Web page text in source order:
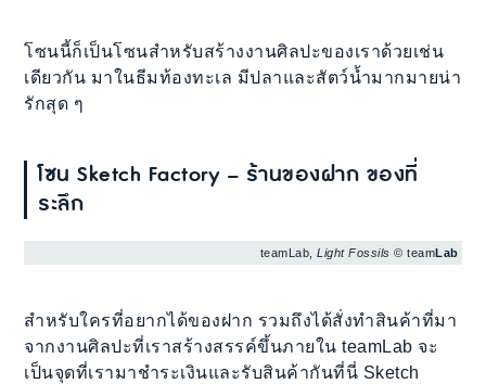
โซนนี้ก็เป็นโซนสำหรับสร้างงานศิลปะของเราด้วยเช่น
เดียวกัน มาในธีมท้องทะเล มีปลาและสัตว์น้ำมากมายน่า
รักสุด ๆ
โซนSketch Factory – ร้านของฝาก ของที่
ระลึก
teamLab,Light Fossils © teamLab
สำหรับใครที่อยากได้ของฝาก รวมถึงได้สั่งทำสินค้าที่มา
จากงานศิลปะที่เราสร้างสรรค์ขึ้นภายใน teamLab จะ
เป็นจุดที่เรามาชำระเงินและรับสินค้ากันที่นี่ Sketch